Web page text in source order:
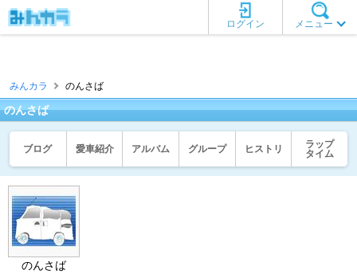
メニュー
ログイン
みんカラ のんさば
のんさば
ブログ 愛車紹介 アルバム グループ ヒストリ
ラップ
タイム
のんさば